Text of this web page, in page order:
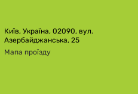
Київ, Україна, 02090, вул.
Азербайджанська, 25
Мапа проїзду